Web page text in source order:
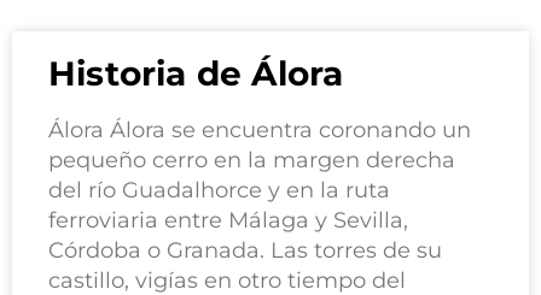
Historia de Álora
Álora Álora se encuentra coronando un
pequeño cerro en la margen derecha
del río Guadalhorce y en la ruta
ferroviaria entre Málaga y Sevilla,
Córdoba o Granada. Las torres de su
castillo, vigías en otro tiempo del